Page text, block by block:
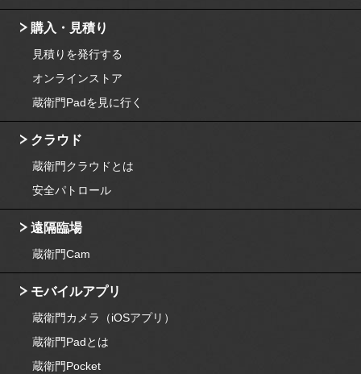
購入・見積り
見積りを発行する
オンラインストア
蔵衛門Padを見に行く
クラウド
蔵衛門クラウドとは
安全パトロール
遠隔臨場
蔵衛門Cam
モバイルアプリ
蔵衛門カメラ（iOSアプリ）
蔵衛門Padとは
蔵衛門Pocket